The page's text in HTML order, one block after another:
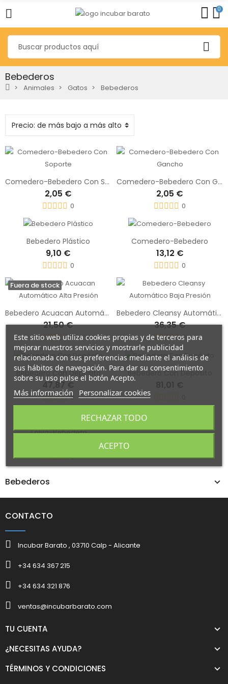
0
Bebederos
Animales Gatos Bebederos
Bebederos
Comedero-Bebedero Con Soporte
2,05 €
0
Comedero-Bebedero Con Gancho
2,05 €
0
Bebedero Plástico
9,10 €
0
Comedero-Bebedero
13,12 €
0
Fuera de stock
Bebedero Acuacan Automático Alta Presión
21,50 €
0
Bebedero Cleansy Automático Baja Presión
36,35 €
0
Bebedero Con Depósito
47,87 €
0
Bebedero Con Depósito
Tolva-Bebedero
0
Este sitio web utiliza cookies propias y de terceros para
mejorar nuestros servicios y mostrarle publicidad
relacionada con sus preferencias mediante el análisis de
sus hábitos de navegación. Para dar su consentimiento
sobre su uso pulse el botón Acepto.
Más información Personalizar cookies
RECHAZAR TODO
ACEPTO
CONTACTO
Incubar Barato , 03710 Calp - Alicante
+34 634 367 215
+34 634 321 876
ventas@incubarbarato.com
TU CUENTA
¿NECESITAS AYUDA?
TÉRMINOS Y CONDICIONES